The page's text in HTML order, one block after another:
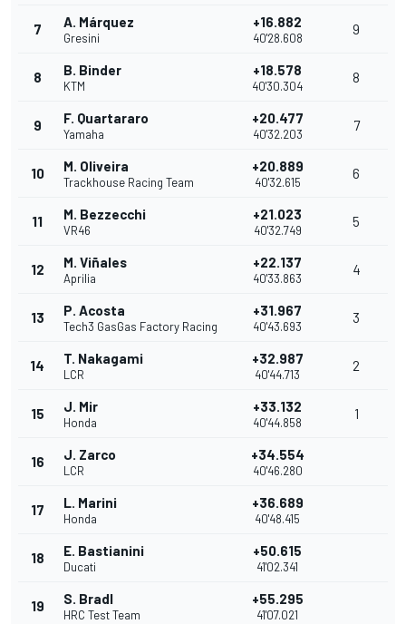
7 A. Márquez
Gresini
+16.882
40'28.608
9
8 B. Binder
KTM
+18.578
40'30.304
8
9 F. Quartararo
Yamaha
+20.477
40'32.203
7
10 M. Oliveira
Trackhouse Racing Team
+20.889
40'32.615
6
11 M. Bezzecchi
VR46
+21.023
40'32.749
5
12 M. Viñales
Aprilia
+22.137
40'33.863
4
13 P. Acosta
Tech3 GasGas Factory Racing
+31.967
40'43.693
3
14 T. Nakagami
LCR
+32.987
40'44.713
2
15 J. Mir
Honda
+33.132
40'44.858
1
16 J. Zarco
LCR
+34.554
40'46.280
17 L. Marini
Honda
+36.689
40'48.415
18 E. Bastianini
Ducati
+50.615
41'02.341
19 S. Bradl
HRC Test Team
+55.295
41'07.021